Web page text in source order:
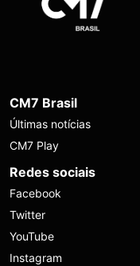
CM7 Brasil
Últimas notícias
CM7 Play
Redes sociais
Facebook
Twitter
YouTube
Instagram